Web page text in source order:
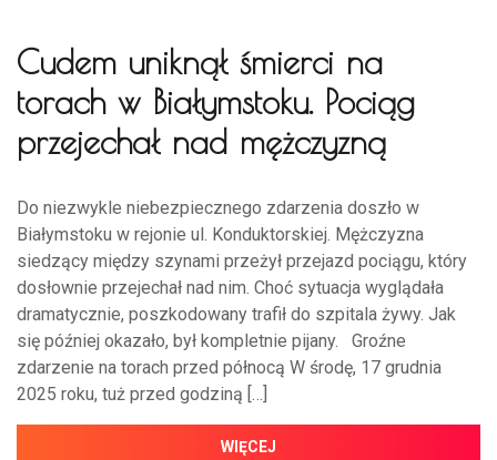
Cudem uniknął śmierci na
torach w Białymstoku. Pociąg
przejechał nad mężczyzną
Do niezwykle niebezpiecznego zdarzenia doszło w
Białymstoku w rejonie ul. Konduktorskiej. Mężczyzna
siedzący między szynami przeżył przejazd pociągu, który
dosłownie przejechał nad nim. Choć sytuacja wyglądała
dramatycznie, poszkodowany trafił do szpitala żywy. Jak
się później okazało, był kompletnie pijany. Groźne
zdarzenie na torach przed północą W środę, 17 grudnia
2025 roku, tuż przed godziną […]
WIĘCEJ